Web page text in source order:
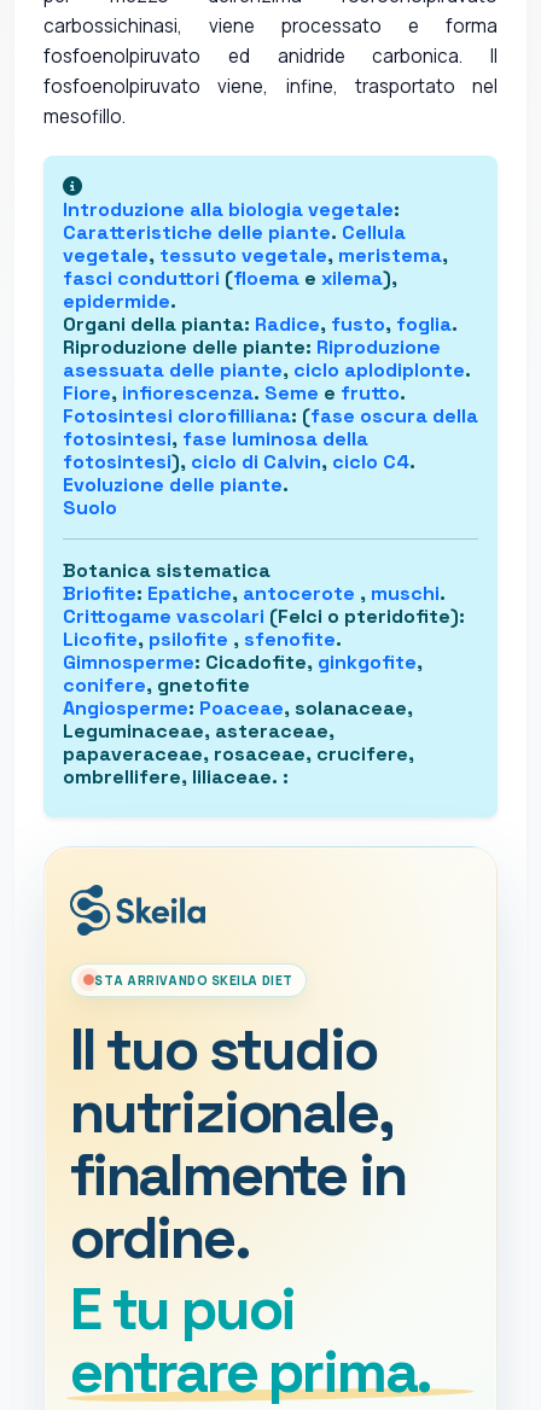
carbossichinasi, viene processato e forma
fosfoenolpiruvato ed anidride carbonica. Il
fosfoenolpiruvato viene, infine, trasportato nel
mesofillo.
Introduzione alla biologia vegetale:
Caratteristiche delle piante. Cellula
vegetale, tessuto vegetale, meristema,
fasci conduttori (floema e xilema),
epidermide.
Organi della pianta: Radice, fusto, foglia.
Riproduzione delle piante: Riproduzione
asessuata delle piante, ciclo aplodiplonte.
Fiore, infiorescenza. Seme e frutto.
Fotosintesi clorofilliana: (fase oscura della
fotosintesi, fase luminosa della
fotosintesi), ciclo di Calvin, ciclo C4.
Evoluzione delle piante.
Suolo
Botanica sistematica
Briofite: Epatiche, antocerote , muschi.
Crittogame vascolari (Felci o pteridofite):
Licofite, psilofite , sfenofite.
Gimnosperme: Cicadofite, ginkgofite,
conifere, gnetofite
Angiosperme: Poaceae, solanaceae,
Leguminaceae, asteraceae,
papaveraceae, rosaceae, crucifere,
ombrellifere, liliaceae. :
STA ARRIVANDO SKEILA DIET
Il tuo studio
nutrizionale,
finalmente in
ordine.
E tu puoi
entrare prima.